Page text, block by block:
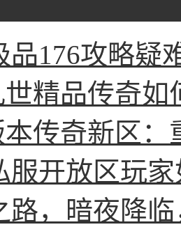
品176攻略疑
世精品传奇
本传奇新区
服开放区玩
路，暗夜降